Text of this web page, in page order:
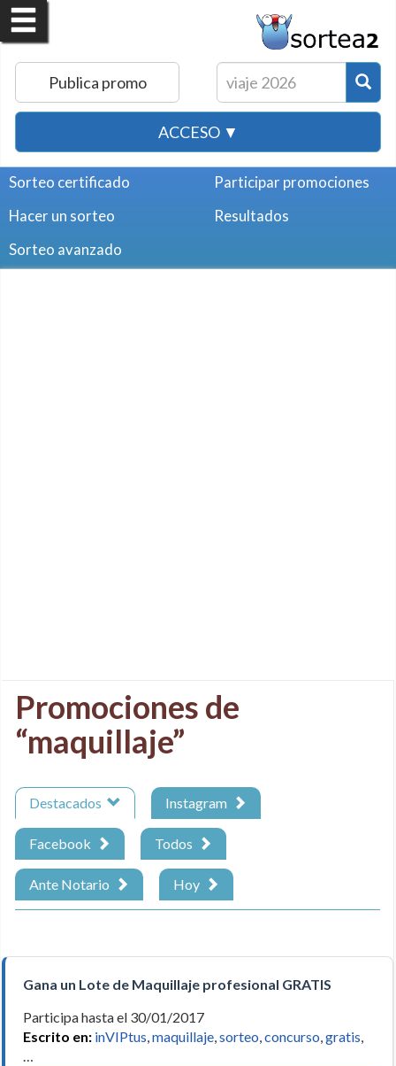
Publica promo
ACCESO ▼
Sorteo certificado
Hacer un sorteo
Sorteo avanzado
Participar promociones
Resultados
Promociones de
“maquillaje”
Destacados Instagram
Facebook Todos
Ante Notario Hoy
Gana un Lote de Maquillaje profesional GRATIS
Participa hasta el 30/01/2017
Escrito en: inVIPtus,maquillaje,sorteo,concurso,gratis,
…